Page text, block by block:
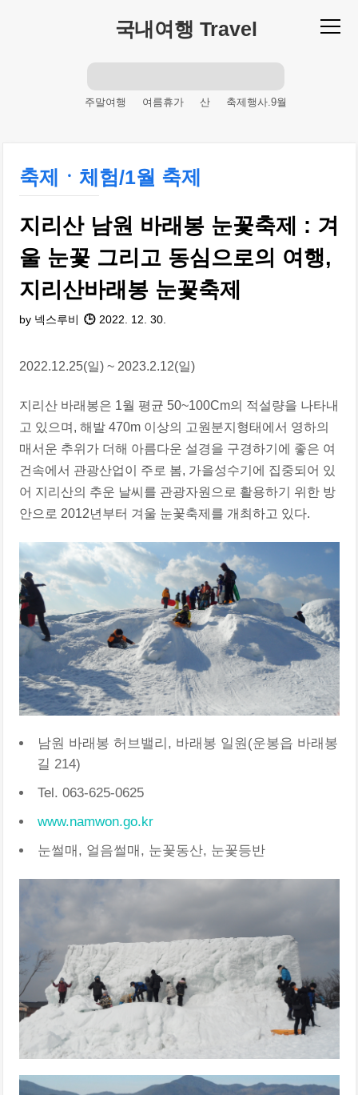
국내여행 Travel
주말여행 여름휴가 산
축제행사.9월
여름축제
축제행사.12월
명산
축제행사.7월
등반 여름철
겨울축제
해변 가을축제
주말산행
여름체험
제주도
축제행사.10월
축제행사.서울
바다
축제ㆍ체험/1월 축제
지리산 남원 바래봉 눈꽃축제 : 겨
울 눈꽃 그리고 동심으로의 여행,
지리산바래봉 눈꽃축제
by 넥스루비 2022. 12. 30.
2022.12.25(일) ~ 2023.2.12(일)
지리산 바래봉은 1월 평균 50~100Cm의 적설량을 나타내
고 있으며, 해발 470m 이상의 고원분지형태에서 영하의
매서운 추위가 더해 아름다운 설경을 구경하기에 좋은 여
건속에서 관광산업이 주로 봄, 가을성수기에 집중되어 있
어 지리산의 추운 날씨를 관광자원으로 활용하기 위한 방
안으로 2012년부터 겨울 눈꽃축제를 개최하고 있다.
남원 바래봉 허브밸리, 바래봉 일원(운봉읍 바래봉
길 214)
Tel. 063-625-0625
www.namwon.go.kr
눈썰매, 얼음썰매, 눈꽃동산, 눈꽃등반